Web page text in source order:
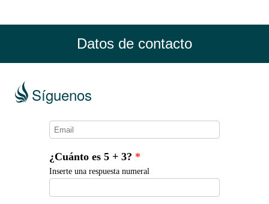
Datos de contacto
Síguenos